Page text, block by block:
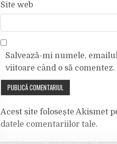
Site web
Salvează-mi numele,
viitoare când o să comentez.
Acest site folosește Akismet
datele comentariilor tale.